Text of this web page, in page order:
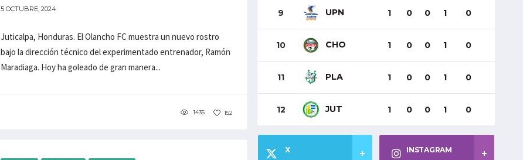
5 OCTUBRE, 2024
Juticalpa, Honduras. El Olancho FC muestra un nuevo rostro
bajo la dirección técnico del experimentado entrenador, Ramón
Maradiaga. Hoy ha goleado de gran manera...
1435 152
9 UPN 1 0 0 1 0
10 CHO 1 0 0 1 0
11 PLA 1 0 0 1 0
12 JUT 1 0 0 1 0
X INSTAGRAM